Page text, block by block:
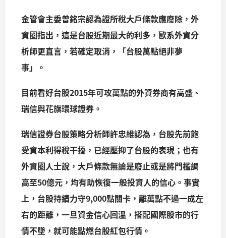
金管會主委曾銘宗認為證所稅大戶條款應廢除，外
資圈指出，這是台股近期最大的利多，歐系外資分
析師更直言，若確定取消，「台股萬點絕非夢
事」。
目前看好台股2015年可攻萬點的外資券商有高盛、
瑞信與花旗環球證券。
瑞信證券台股策略分析師許忠維認為，台股先前飽
受資本利得稅干擾，已經壓抑了台股的表現；也有
外資圈人士說，大戶條款無論是廢止或是將門檻調
高至50億元，均有助恢復一般投資人的信心。事實
上，台股持續力守9,000點關卡，離萬點不過一成左
右的距離，一旦資金信心回溫，搭配國際股市的行
情不墜，就可能點燃台股紅包行情。